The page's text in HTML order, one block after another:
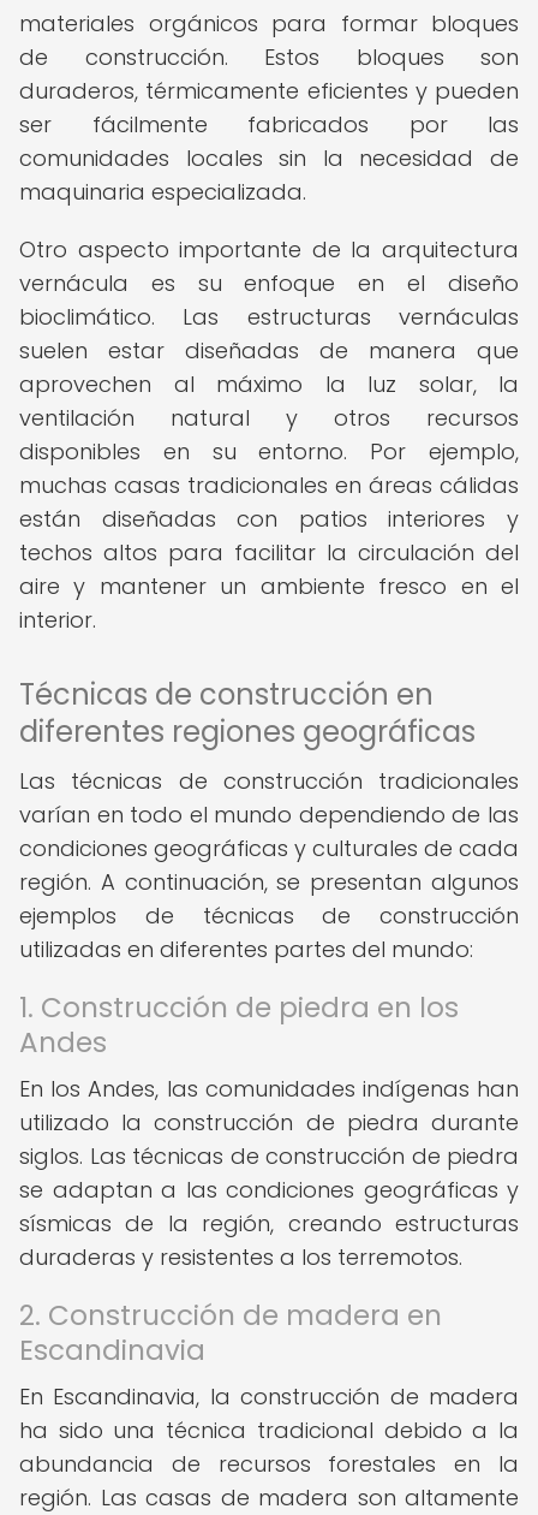
materiales orgánicos para formar bloques
de construcción. Estos bloques son
duraderos, térmicamente eficientes y pueden
ser fácilmente fabricados por las
comunidades locales sin la necesidad de
maquinaria especializada.
Otro aspecto importante de la arquitectura
vernácula es su enfoque en el diseño
bioclimático. Las estructuras vernáculas
suelen estar diseñadas de manera que
aprovechen al máximo la luz solar, la
ventilación natural y otros recursos
disponibles en su entorno. Por ejemplo,
muchas casas tradicionales en áreas cálidas
están diseñadas con patios interiores y
techos altos para facilitar la circulación del
aire y mantener un ambiente fresco en el
interior.
Técnicas de construcción en
diferentes regiones geográficas
Las técnicas de construcción tradicionales
varían en todo el mundo dependiendo de las
condiciones geográficas y culturales de cada
región. A continuación, se presentan algunos
ejemplos de técnicas de construcción
utilizadas en diferentes partes del mundo:
1. Construcción de piedra en los
Andes
En los Andes, las comunidades indígenas han
utilizado la construcción de piedra durante
siglos. Las técnicas de construcción de piedra
se adaptan a las condiciones geográficas y
sísmicas de la región, creando estructuras
duraderas y resistentes a los terremotos.
2. Construcción de madera en
Escandinavia
En Escandinavia, la construcción de madera
ha sido una técnica tradicional debido a la
abundancia de recursos forestales en la
región. Las casas de madera son altamente